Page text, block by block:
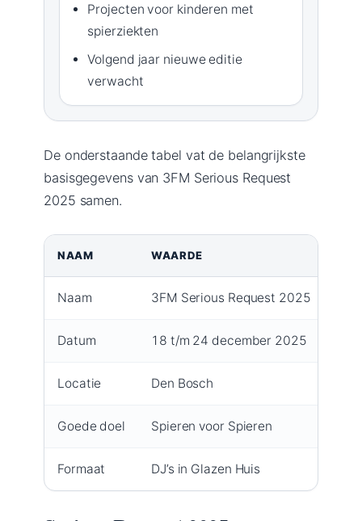
Projecten voor kinderen met
spierziekten
Volgend jaar nieuwe editie
verwacht
De onderstaande tabel vat de belangrijkste
basisgegevens van 3FM Serious Request
2025 samen.
NAAM WAARDE
Naam 3FM Serious Request 2025
Datum 18 t/m 24 december 2025
Locatie Den Bosch
Goede doel Spieren voor Spieren
Formaat DJ’s in Glazen Huis